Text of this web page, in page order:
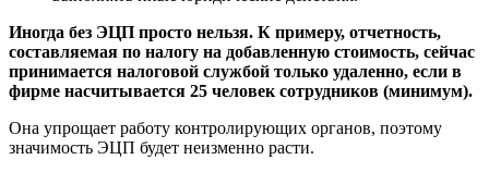
Иногда без ЭЦП просто нельзя. К примеру, отчетность,
составляемая по налогу на добавленную стоимость, сейчас
принимается налоговой службой только удаленно, если в
фирме насчитывается 25 человек сотрудников (минимум).
Она упрощает работу контролирующих органов, поэтому
значимость ЭЦП будет неизменно расти.